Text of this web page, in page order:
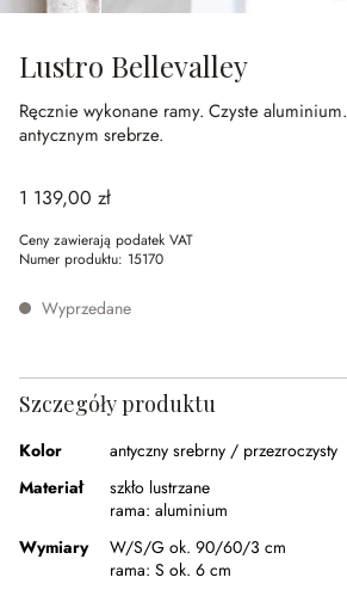
Lustro Bellevalley
Ręcznie wykonane ramy. Czyste aluminium.
antycznym srebrze.
1 139,00 zł
Ceny zawierają podatek VAT
Numer produktu: 15170
Wyprzedane
Szczegóły produktu
Kolor
antyczny srebrny / przezroczysty
Materiał
szkło lustrzane
rama: aluminium
Wymiary
W/S/G ok. 90/60/3 cm
rama: S ok. 6 cm